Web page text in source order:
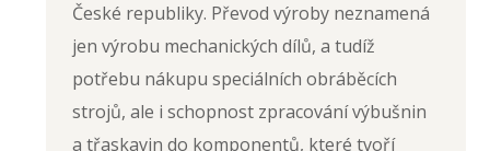
České republiky. Převod výroby neznamená
jen výrobu mechanických dílů, a tudíž
potřebu nákupu speciálních obráběcích
strojů, ale i schopnost zpracování výbušnin
a třaskavin do komponentů, které tvoří